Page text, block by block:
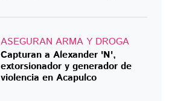
ASEGURAN ARMA Y DROGA
Capturan a Alexander 'N',
extorsionador y generador de
violencia en Acapulco